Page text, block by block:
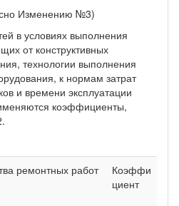
Изменению №3)
в условиях выполнения
от конструктивных
технологии выполнения
к нормам затрат
и времени эксплуатации
коэффициенты,
ремонтных работ
Коэффи
циент